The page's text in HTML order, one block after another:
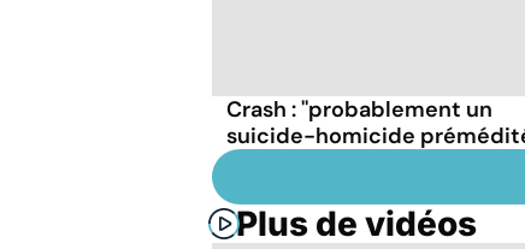
Crash : ''probablement un
suicide-homicide
Plus de vidéos